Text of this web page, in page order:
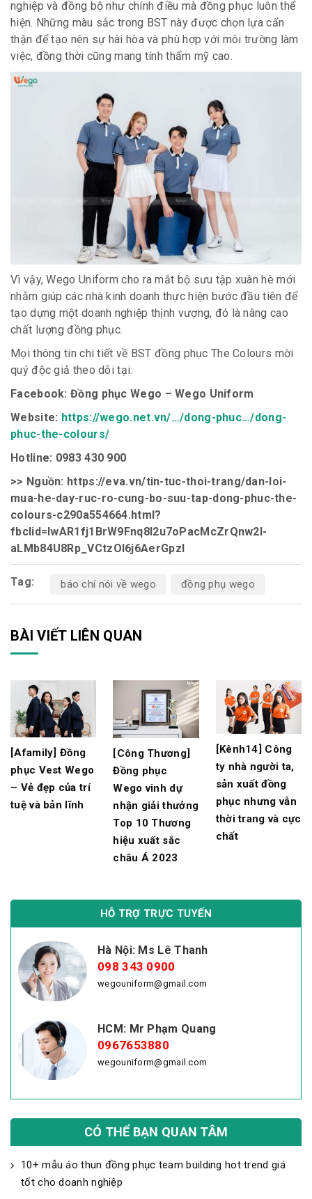
nghiệp và đồng bộ như chính điều mà đồng phục luôn thể
hiện. Những màu sắc trong BST này được chọn lựa cẩn
thận để tạo nên sự hài hòa và phù hợp với môi trường làm
việc, đồng thời cũng mang tính thẩm mỹ cao.
Vì vậy, Wego Uniform cho ra mắt bộ sưu tập xuân hè mới
nhằm giúp các nhà kinh doanh thực hiện bước đầu tiên để
tạo dựng một doanh nghiệp thịnh vượng, đó là nâng cao
chất lượng đồng phục.
Mọi thông tin chi tiết về BST đồng phục The Colours mời
quý độc giả theo dõi tại:
Facebook: Đồng phục Wego – Wego Uniform
Website: https://wego.net.vn/…/dong-phuc…/dong-
phuc-the-colours/
Hotline: 0983 430 900
>> Nguồn: https://eva.vn/tin-tuc-thoi-trang/dan-loi-
mua-he-day-ruc-ro-cung-bo-suu-tap-dong-phuc-the-
colours-c290a554664.html?
fbclid=IwAR1fj1BrW9Fnq8l2u7oPacMcZrQnw2l-
aLMb84U8Rp_VCtzOI6j6AerGpzI
Tag: báo chí nói về wego đồng phụ wego
BÀI VIẾT LIÊN QUAN
[Afamily] Đồng
phục Vest Wego
– Vẻ đẹp của trí
tuệ và bản lĩnh
[Công Thương]
Đồng phục
Wego vinh dự
nhận giải thưởng
Top 10 Thương
hiệu xuất sắc
châu Á 2023
[Kênh14] Công
ty nhà người ta,
sản xuất đồng
phục nhưng vẫn
thời trang và cực
chất
HỖ TRỢ TRỰC TUYẾN
Hà Nội: Ms Lê Thanh
098 343 0900
wegouniform@gmail.com
HCM: Mr Phạm Quang
0967653880
wegouniform@gmail.com
CÓ THỂ BẠN QUAN TÂM
10+ mẫu áo thun đồng phục team building hot trend giá
tốt cho doanh nghiệp